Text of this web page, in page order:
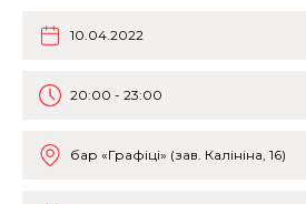
10.04.2022
20:00 - 23:00
бар «Графіці» (зав. Калініна, 16)